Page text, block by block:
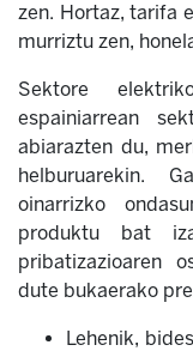
zen. Hortaz, tarifa
murriztu zen,
Sektore
espainiarrean
abiarazten du,
helburuarekin.
oinarrizko
produktu bat
pribatizazioaren
dute bukaerako
Lehenik,